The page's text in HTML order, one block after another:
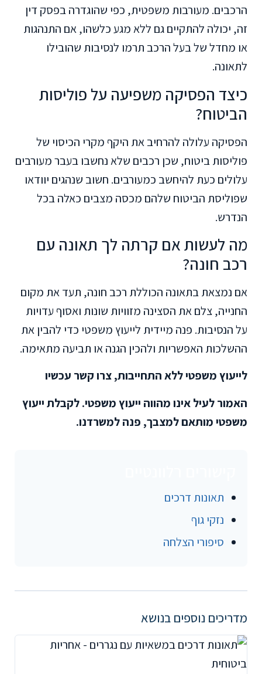
הרכבים. מעורבות משפטית, כפי שהוגדרה בפסק דין
זה, יכולה להתקיים גם ללא מגע כלשהו, אם התנהגות
או מחדל של בעל הרכב תרמו לנסיבות שהובילו
לתאונה.
כיצד הפסיקה משפיעה על פוליסות
הביטוח?
הפסיקה עלולה להרחיב את היקף מקרי הכיסוי של
פוליסות ביטוח, שכן רכבים שלא נחשבו בעבר מעורבים
עלולים כעת להיחשב כמעורבים. חשוב שנהגים יוודאו
שפוליסת הביטוח שלהם מכסה מצבים כאלה בכל
הנדרש.
מה לעשות אם קרתה לך תאונה עם
רכב חונה?
אם נמצאת בתאונה הכוללת רכב חונה, תעד את מקום
החנייה, צלם את הסצינה מזוויות שונות ואסוף עדויות
על הנסיבות. פנה מיידית לייעוץ משפטי כדי להבין את
ההשלכות האפשריות ולהכין הגנה או תביעה מתאימה.
לייעוץ משפטי ללא התחייבות, צרו קשר עכשיו
האמור לעיל אינו מהווה ייעוץ משפטי. לקבלת ייעוץ
משפטי מותאם למצבך, פנה למשרדנו.
תאונות דרכים
נזקי גוף
סיפורי הצלחה
מדריכים נוספים בנושא